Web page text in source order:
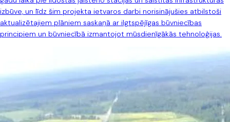
izbūve, un līdz šim projekta ietvaros darbi norisinājušies atbilstoši
aktualizētajiem plāniem saskaņā ar ilgtspējīgas būvniecības
principiem un būvniecībā izmantojot mūsdienīgākās tehnoloģijas.